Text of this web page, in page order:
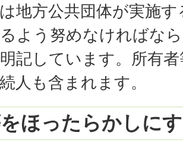
地方公共団体が実施
よう努めなければな
記しています。所有
人も含まれます。
ほったらかしに